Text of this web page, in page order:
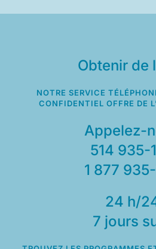
Obtenir de
NOTRE SERVICE
CONFIDENTIEL OFFRE DE
Appelez-
514 935-
1 877 935-
24 h/
7 jours